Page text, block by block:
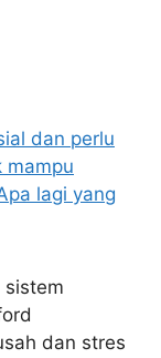
sistem
dan stres